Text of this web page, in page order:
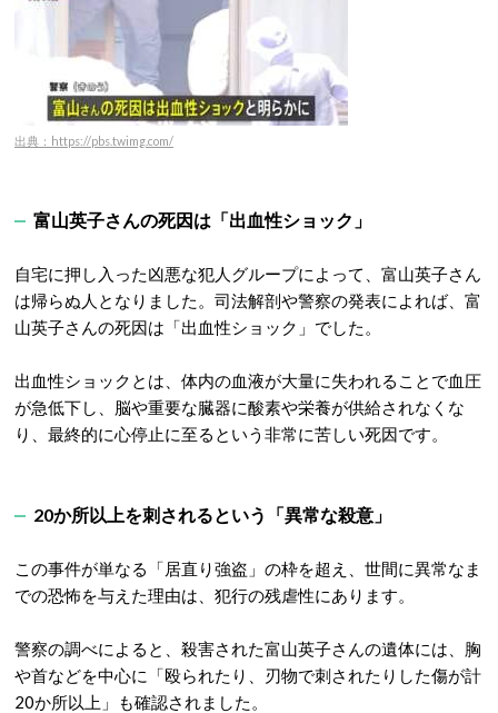
出典：https://pbs.twimg.com/
富山英子さんの死因は「出血性ショック」
自宅に押し入った凶悪な犯人グループによって、富山英子さん
は帰らぬ人となりました。司法解剖や警察の発表によれば、富
山英子さんの死因は「出血性ショック」でした 。
出血性ショックとは、体内の血液が大量に失われることで血圧
が急低下し、脳や重要な臓器に酸素や栄養が供給されなくな
り、最終的に心停止に至るという非常に苦しい死因です。
20か所以上を刺されるという「異常な殺意」
この事件が単なる「居直り強盗」の枠を超え、世間に異常なま
での恐怖を与えた理由は、犯行の残虐性にあります。
警察の調べによると、殺害された富山英子さんの遺体には、胸
や首などを中心に「殴られたり、刃物で刺されたりした傷が計
20か所以上」も確認されました 。